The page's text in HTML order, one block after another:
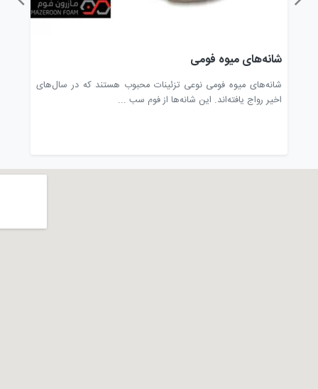
شانه‌های میوه فومی
شانه‌های میوه فومی نوعی تزئینات محبوب هستند که در سال‌های
اخیر رواج یافته‌اند. این شانه‌ها از فوم سب ...